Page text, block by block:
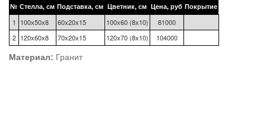
№ Стелла, см Подставка, см Цветник, см Цена, руб Покрытие
1 100х50х8 60х20х15 100х60 (8х10)
81000
2 120х60х8 70х20х15 120х70 (8х10) 104000
Материал: Гранит